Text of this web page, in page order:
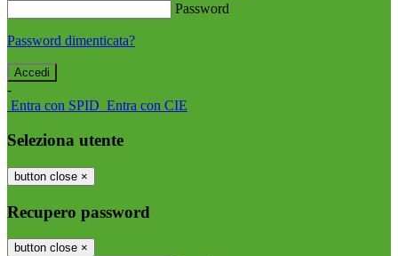
Password
Password dimenticata?
-
Entra con SPID Entra con CIE
Seleziona utente
button close ×
Recupero password
button close ×